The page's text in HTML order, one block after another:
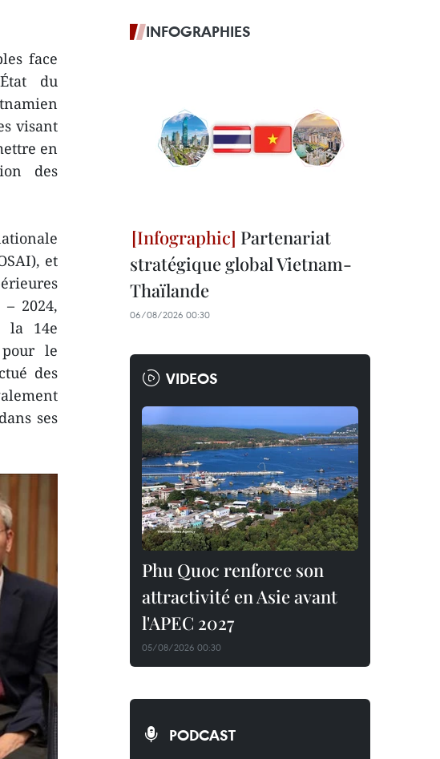
face
du
visant
en
des
et
2024,
la 14e
pour le
des
ses
INFOGRAPHIES
Partenariat
stratégique global Vietnam-
Thaïlande
06/08/2026 00:30
VIDEOS
Phu Quoc renforce son
attractivité en Asie avant
l'APEC 2027
05/08/2026 00:30
PODCAST